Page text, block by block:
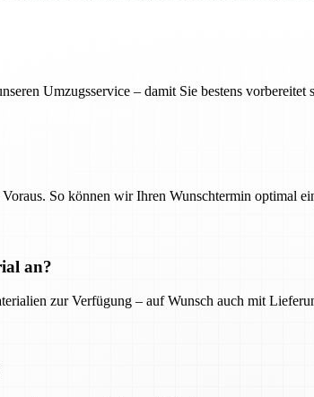
Umzugsservice – damit Sie bestens vorbereitet
So können wir Ihren Wunschtermin optimal
an?
zur Verfügung – auf Wunsch auch mit